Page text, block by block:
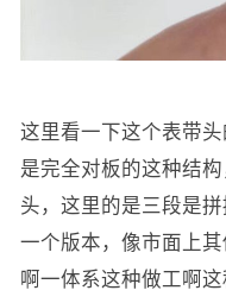
这里看一下这个表带
是完全对板的这种结
头，这里的是三段是
一个版本，像市面上
啊一体系这种做工啊